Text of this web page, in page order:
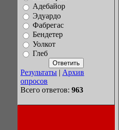
Адебайор
Эдуардо
Фабрегас
Бендетер
Уолкот
Глеб
Результаты | Архив
опросов
Всего ответов: 963